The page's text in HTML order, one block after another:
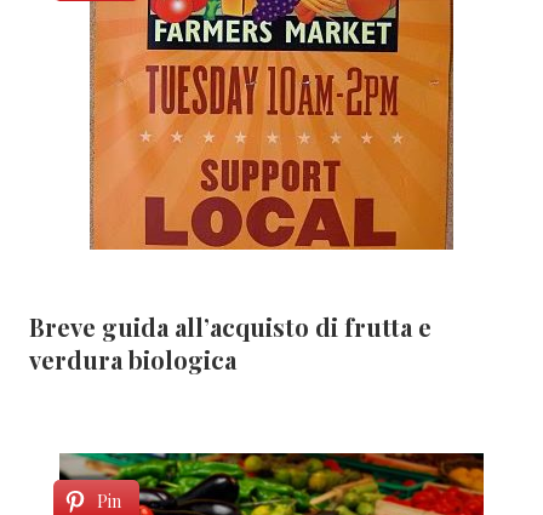
Breve guida all’acquisto di frutta e
verdura biologica
Pin